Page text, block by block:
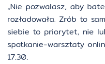
„Nie pozwalasz, aby
rozładowała. Zrób to
siebie to priorytet, nie
spotkanie-warsztaty
17:30.